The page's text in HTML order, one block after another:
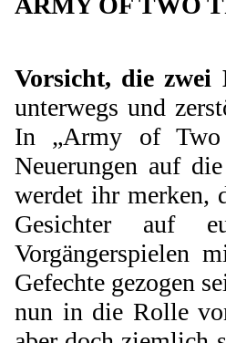
Vorsicht, die
unterwegs und
In „Army of Two
Neuerungen auf
werdet ihr merken,
Gesichter auf
Vorgängerspielen
Gefechte gezogen
nun in die Rolle